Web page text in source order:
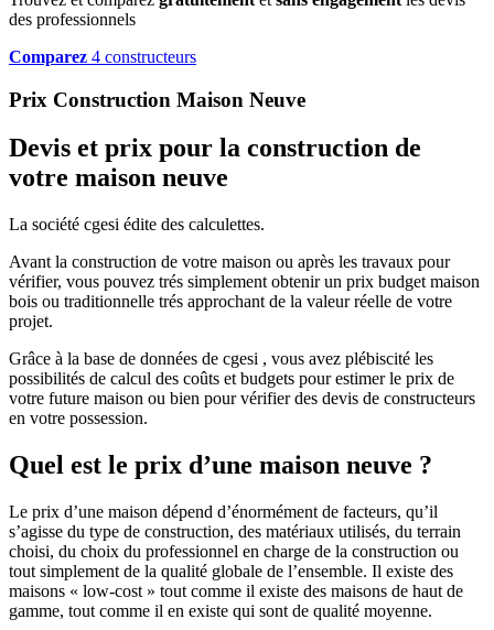
des professionnels
Comparez 4 constructeurs
Prix Construction Maison Neuve
Devis et prix pour la construction de
votre maison neuve
La société cgesi édite des calculettes.
Avant la construction de votre maison ou après les travaux pour
vérifier, vous pouvez trés simplement obtenir un prix budget maison
bois ou traditionnelle trés approchant de la valeur réelle de votre
projet.
Grâce à la base de données de cgesi , vous avez plébiscité les
possibilités de calcul des coûts et budgets pour estimer le prix de
votre future maison ou bien pour vérifier des devis de constructeurs
en votre possession.
Quel est le prix d’une maison neuve ?
Le prix d’une maison dépend d’énormément de facteurs, qu’il
s’agisse du type de construction, des matériaux utilisés, du terrain
choisi, du choix du professionnel en charge de la construction ou
tout simplement de la qualité globale de l’ensemble. Il existe des
maisons « low-cost » tout comme il existe des maisons de haut de
gamme, tout comme il en existe qui sont de qualité moyenne.